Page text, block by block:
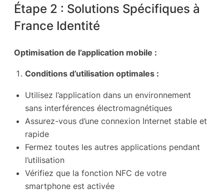
Étape 2 : Solutions Spécifiques à
France Identité
Optimisation de l’application mobile :
Conditions d’utilisation optimales :
Utilisez l’application dans un environnement
sans interférences électromagnétiques
Assurez-vous d’une connexion Internet stable et
rapide
Fermez toutes les autres applications pendant
l’utilisation
Vérifiez que la fonction NFC de votre
smartphone est activée